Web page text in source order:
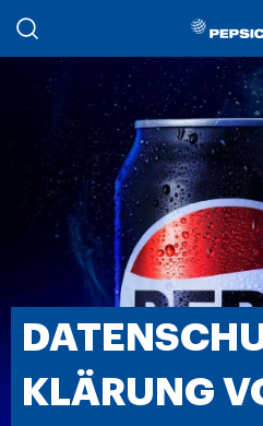
Skip to main content
KLÄRUNG